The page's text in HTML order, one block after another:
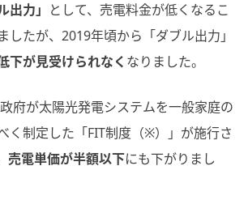
出力」 として、売電料金が低くなるこ
したが、2019年頃から「ダブル出力」
下が見受けられなく なりました。
府が太陽光発電システムを一般家庭の
く制定した「FIT制度（※）」が施行さ
売電単価が半額以下にも下がりまし